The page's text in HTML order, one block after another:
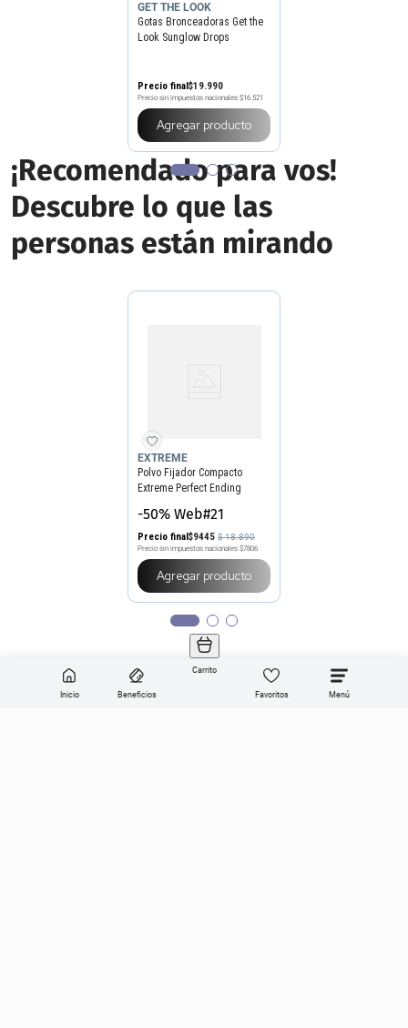
Inicio Beneficios
Carrito
Favoritos
GET THE LOOK
Gotas Bronceadoras Get the
Look Sunglow Drops
Precio final$19.990
Precio sin impuestos nacionales $16.521
Agregar producto
¡Recomendado para vos!
Descubre lo que las
personas están mirando
EXTREME
Polvo Fijador Compacto
Extreme Perfect Ending
-50% Web#21
Precio final$9445 $18.890
Precio sin impuestos nacionales $7806
Agregar producto